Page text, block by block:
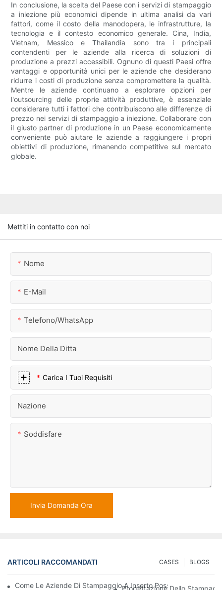
In conclusione, la scelta del Paese con i servizi di stampaggio
a iniezione più economici dipende in ultima analisi da vari
fattori, come il costo della manodopera, le infrastrutture, la
tecnologia e il contesto economico generale. Cina, India,
Vietnam, Messico e Thailandia sono tra i principali
contendenti per le aziende alla ricerca di soluzioni di
produzione a prezzi accessibili. Ognuno di questi Paesi offre
vantaggi e opportunità unici per le aziende che desiderano
ridurre i costi di produzione senza compromettere la qualità.
Mentre le aziende continuano a esplorare opzioni per
l'outsourcing delle proprie attività produttive, è essenziale
considerare tutti i fattori che contribuiscono alle differenze di
prezzo nei servizi di stampaggio a iniezione. Collaborare con
il giusto partner di produzione in un Paese economicamente
conveniente può aiutare le aziende a raggiungere i propri
obiettivi di produzione, rimanendo competitive sul mercato
globale.
Mettiti in contatto con noi
Nome
E-Mail
Telefono/WhatsApp
Nome Della Ditta
Carica I Tuoi Requisiti
Nazione
Soddisfare
Invia Domanda Ora
ARTICOLI RACCOMANDATI BLOGS
CASES
Come Le Aziende Di Stampaggio A Inserto Possono Gestire
Progettazione Dello